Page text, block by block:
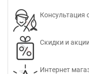
Скидки и
Интернет